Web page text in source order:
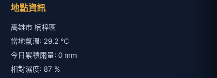
地點資訊
高雄市 楠梓區
當地氣溫: 29.2 ℃
今日累積雨量: 0 mm
相對濕度: 87 %